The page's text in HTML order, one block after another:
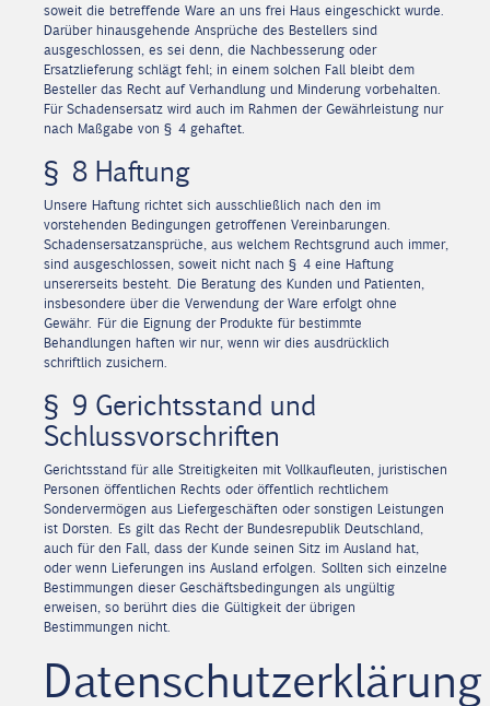
soweit die betreffende Ware an uns frei Haus eingeschickt wurde.
Darüber hinausgehende Ansprüche des Bestellers sind
ausgeschlossen, es sei denn, die Nachbesserung oder
Ersatzlieferung schlägt fehl; in einem solchen Fall bleibt dem
Besteller das Recht auf Verhandlung und Minderung vorbehalten.
Für Schadensersatz wird auch im Rahmen der Gewährleistung nur
nach Maßgabe von § 4 gehaftet.
§ 8 Haftung
Unsere Haftung richtet sich ausschließlich nach den im
vorstehenden Bedingungen getroffenen Vereinbarungen.
Schadensersatzansprüche, aus welchem Rechtsgrund auch immer,
sind ausgeschlossen, soweit nicht nach § 4 eine Haftung
unsererseits besteht. Die Beratung des Kunden und Patienten,
insbesondere über die Verwendung der Ware erfolgt ohne
Gewähr. Für die Eignung der Produkte für bestimmte
Behandlungen haften wir nur, wenn wir dies ausdrücklich
schriftlich zusichern.
§ 9 Gerichtsstand und
Schlussvorschriften
Gerichtsstand für alle Streitigkeiten mit Vollkaufleuten, juristischen
Personen öffentlichen Rechts oder öffentlich rechtlichem
Sondervermögen aus Liefergeschäften oder sonstigen Leistungen
ist Dorsten. Es gilt das Recht der Bundesrepublik Deutschland,
auch für den Fall, dass der Kunde seinen Sitz im Ausland hat,
oder wenn Lieferungen ins Ausland erfolgen. Sollten sich einzelne
Bestimmungen dieser Geschäftsbedingungen als ungültig
erweisen, so berührt dies die Gültigkeit der übrigen
Bestimmungen nicht.
Datenschutzerklärung